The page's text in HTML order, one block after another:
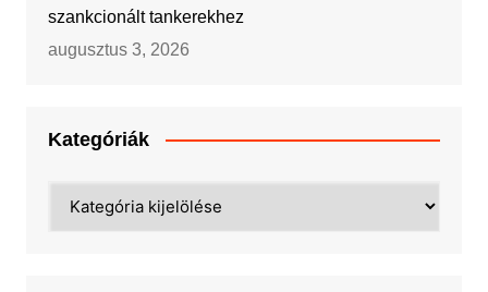
szankcionált tankerekhez
augusztus 3, 2026
Kategóriák